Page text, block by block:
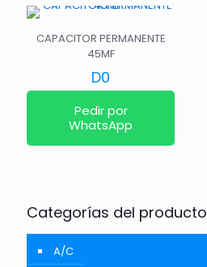
CAPACITOR PERMANENTE
45MF
D0
Pedir por
WhatsApp
Categorías del producto
A/C